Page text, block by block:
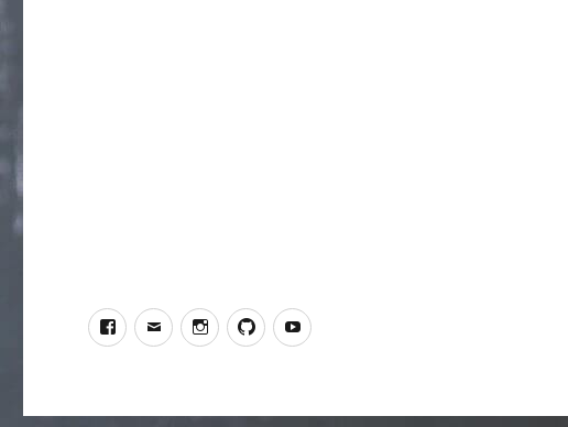
FacebookEmail InstagramGitHubYoutube